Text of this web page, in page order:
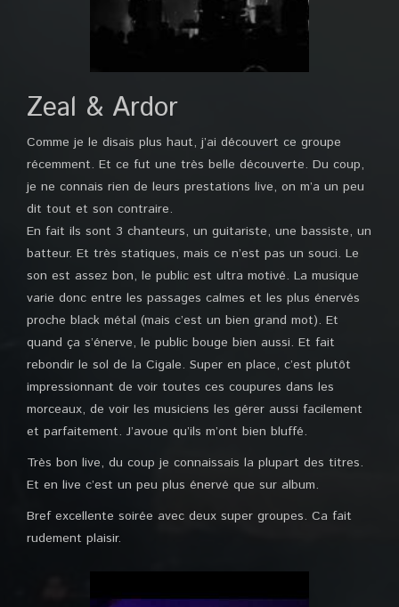
Zeal & Ardor
Comme je le disais plus haut, j’ai découvert ce groupe
récemment. Et ce fut une très belle découverte. Du coup,
je ne connais rien de leurs prestations live, on m’a un peu
dit tout et son contraire.
En fait ils sont 3 chanteurs, un guitariste, une bassiste, un
batteur. Et très statiques, mais ce n’est pas un souci. Le
son est assez bon, le public est ultra motivé. La musique
varie donc entre les passages calmes et les plus énervés
proche black métal (mais c’est un bien grand mot). Et
quand ça s’énerve, le public bouge bien aussi. Et fait
rebondir le sol de la Cigale. Super en place, c’est plutôt
impressionnant de voir toutes ces coupures dans les
morceaux, de voir les musiciens les gérer aussi facilement
et parfaitement. J’avoue qu’ils m’ont bien bluffé.
Très bon live, du coup je connaissais la plupart des titres.
Et en live c’est un peu plus énervé que sur album.
Bref excellente soirée avec deux super groupes. Ca fait
rudement plaisir.